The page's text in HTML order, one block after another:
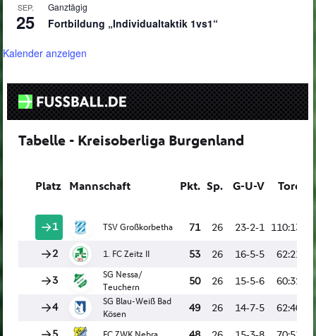
SEP.
25
Ganztägig
Fortbildung „Individualtaktik 1vs1“
Kalender anzeigen